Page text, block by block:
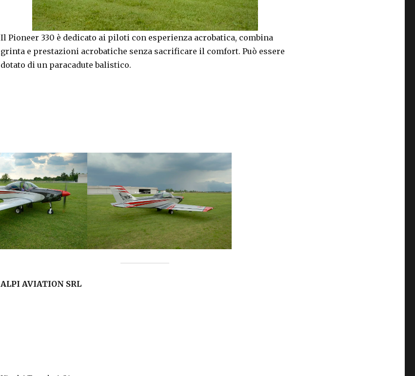
Il Pioneer 330 è dedicato ai piloti con esperienza acrobatica, combina
grinta e prestazioni acrobatiche senza sacrificare il comfort. Può essere
dotato di un paracadute balistico.
ALPI AVIATION SRL